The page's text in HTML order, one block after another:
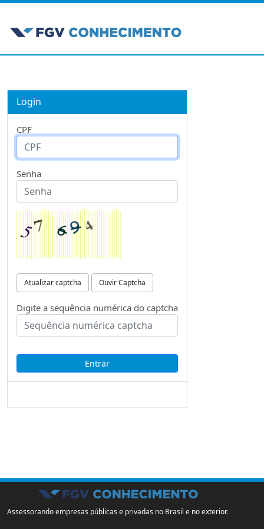
Login
CPF
Senha
Atualizar captcha Ouvir Captcha
Digite a sequência numérica do captcha
Assessorando empresas públicas e privadas no Brasil e no exterior.